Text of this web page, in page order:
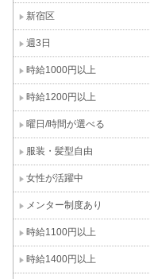
新宿区
週3日
時給1000円以上
時給1200円以上
曜日/時間が選べる
服装・髪型自由
女性が活躍中
メンター制度あり
時給1100円以上
時給1400円以上